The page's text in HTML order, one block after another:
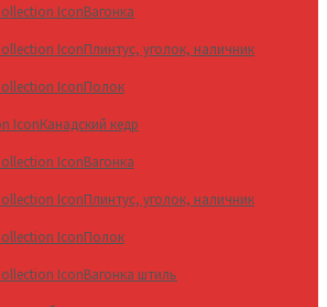
Вагонка
Плинтус, уголок, наличник
Полок
Канадский кедр
Вагонка
Плинтус, уголок, наличник
Полок
Вагонка штиль